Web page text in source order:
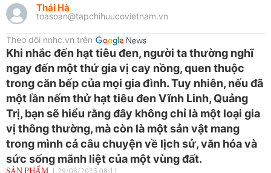
Thái Hà
toasoan@tapchihuucovietnam.vn
Theo dõi nnhc.vn trên
Khi nhắc đến hạt tiêu đen, người ta thường nghĩ
ngay đến một thứ gia vị cay nồng, quen thuộc
trong căn bếp của mọi gia đình. Tuy nhiên, nếu đã
một lần nếm thử hạt tiêu đen Vĩnh Linh, Quảng
Trị, bạn sẽ hiểu rằng đây không chỉ là một loại gia
vị thông thường, mà còn là một sản vật mang
trong mình cả câu chuyện về lịch sử, văn hóa và
sức sống mãnh liệt của một vùng đất.